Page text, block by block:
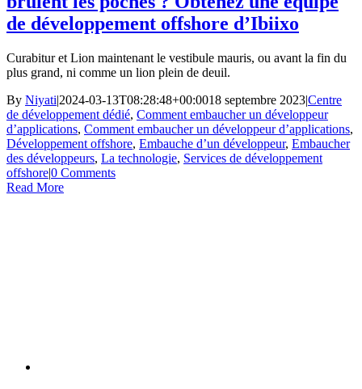
de développement offshore d’Ibiixo
Curabitur et Lion maintenant le vestibule mauris, ou avant la fin du
plus grand, ni comme un lion plein de deuil.
By Niyati|2024-03-13T08:28:48+00:0018 septembre 2023|Centre
de développement dédié, Comment embaucher un développeur
d’applications, Comment embaucher un développeur d’applications,
Développement offshore, Embauche d’un développeur, Embaucher
des développeurs, La technologie, Services de développement
offshore|0 Comments
Read More